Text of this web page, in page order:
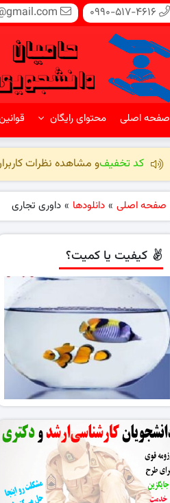
0990-517-4616
صفحه اصلی محتوای رایگان
کد تخفیفو مشاهده نظرات
صفحه اصلی » دانلودها » داوری تجاری
کیفیت یا کمیت؟